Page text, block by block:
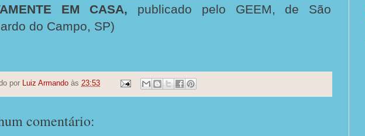
EM CASA, publicado pelo GEEM, de São
do Campo, SP)
por Luiz Armando às 23:53
comentário: